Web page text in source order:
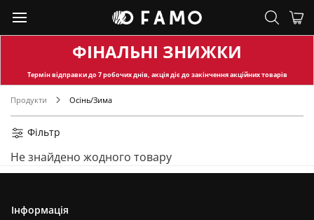
ФІНАЛЬНІ ЗНИЖКИ
Термін відправкидо 7 робочих днів, акція діє до закінчення акційних товарів
Продукти Осінь/Зима
Фільтр
Не знайдено жодного товару
Інформація